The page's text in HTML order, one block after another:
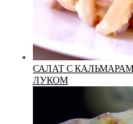
САЛАТ С
ЛУКОМ